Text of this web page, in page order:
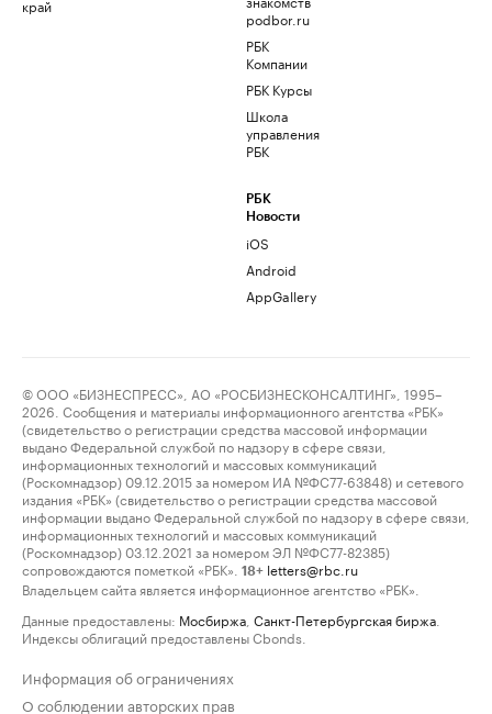
край
podbor.ru
РБК
Компании
РБК Курсы
Школа
управления
РБК
РБК
Новости
iOS
Android
AppGallery
© ООО «БИЗНЕСПРЕСС», АО «РОСБИЗНЕСКОНСАЛТИНГ», 1995–
2026. Сообщения и материалы информационного агентства «РБК»
(свидетельство о регистрации средства массовой информации
выдано Федеральной службой по надзору в сфере связи,
информационных технологий и массовых коммуникаций
(Роскомнадзор) 09.12.2015 за номером ИА №ФС77-63848) и сетевого
издания «РБК» (свидетельство о регистрации средства массовой
информации выдано Федеральной службой по надзору в сфере связи,
информационных технологий и массовых коммуникаций
(Роскомнадзор) 03.12.2021 за номером ЭЛ №ФС77-82385)
сопровождаются пометкой «РБК».
18+ letters@rbc.ru
Владельцем сайта является информационное агентство «РБК».
Данные предоставлены: Мосбиржа Санкт-Петербургская биржа
Индексы облигаций предоставлены Cbonds.
Информация об ограничениях
О соблюдении авторских прав